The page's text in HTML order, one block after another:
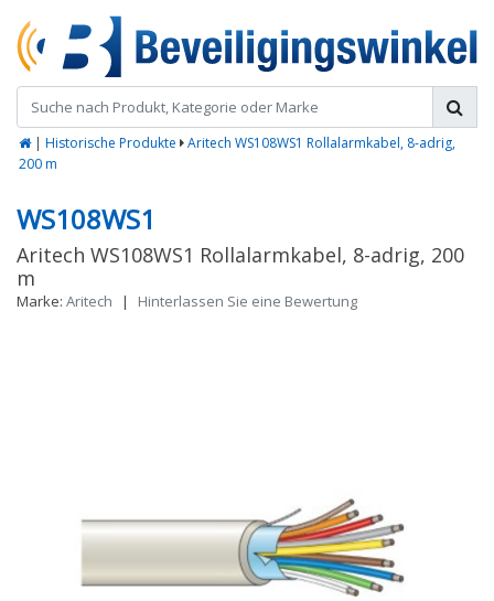
| Historische Produkte
Aritech WS108WS1 Rollalarmkabel, 8-adrig,
200 m
WS108WS1
Aritech WS108WS1 Rollalarmkabel, 8-adrig, 200
m
Marke: Aritech | Hinterlassen Sie eine Bewertung